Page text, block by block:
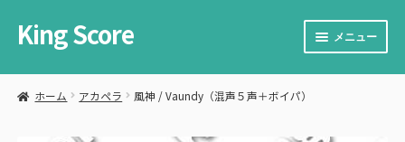
ナ
ビ
シ
コ
ン
ツ
King Score メニュー
楽譜を購入する
ホーム アカペラ 風神 / Vaundy（混声５声＋ボイパ）